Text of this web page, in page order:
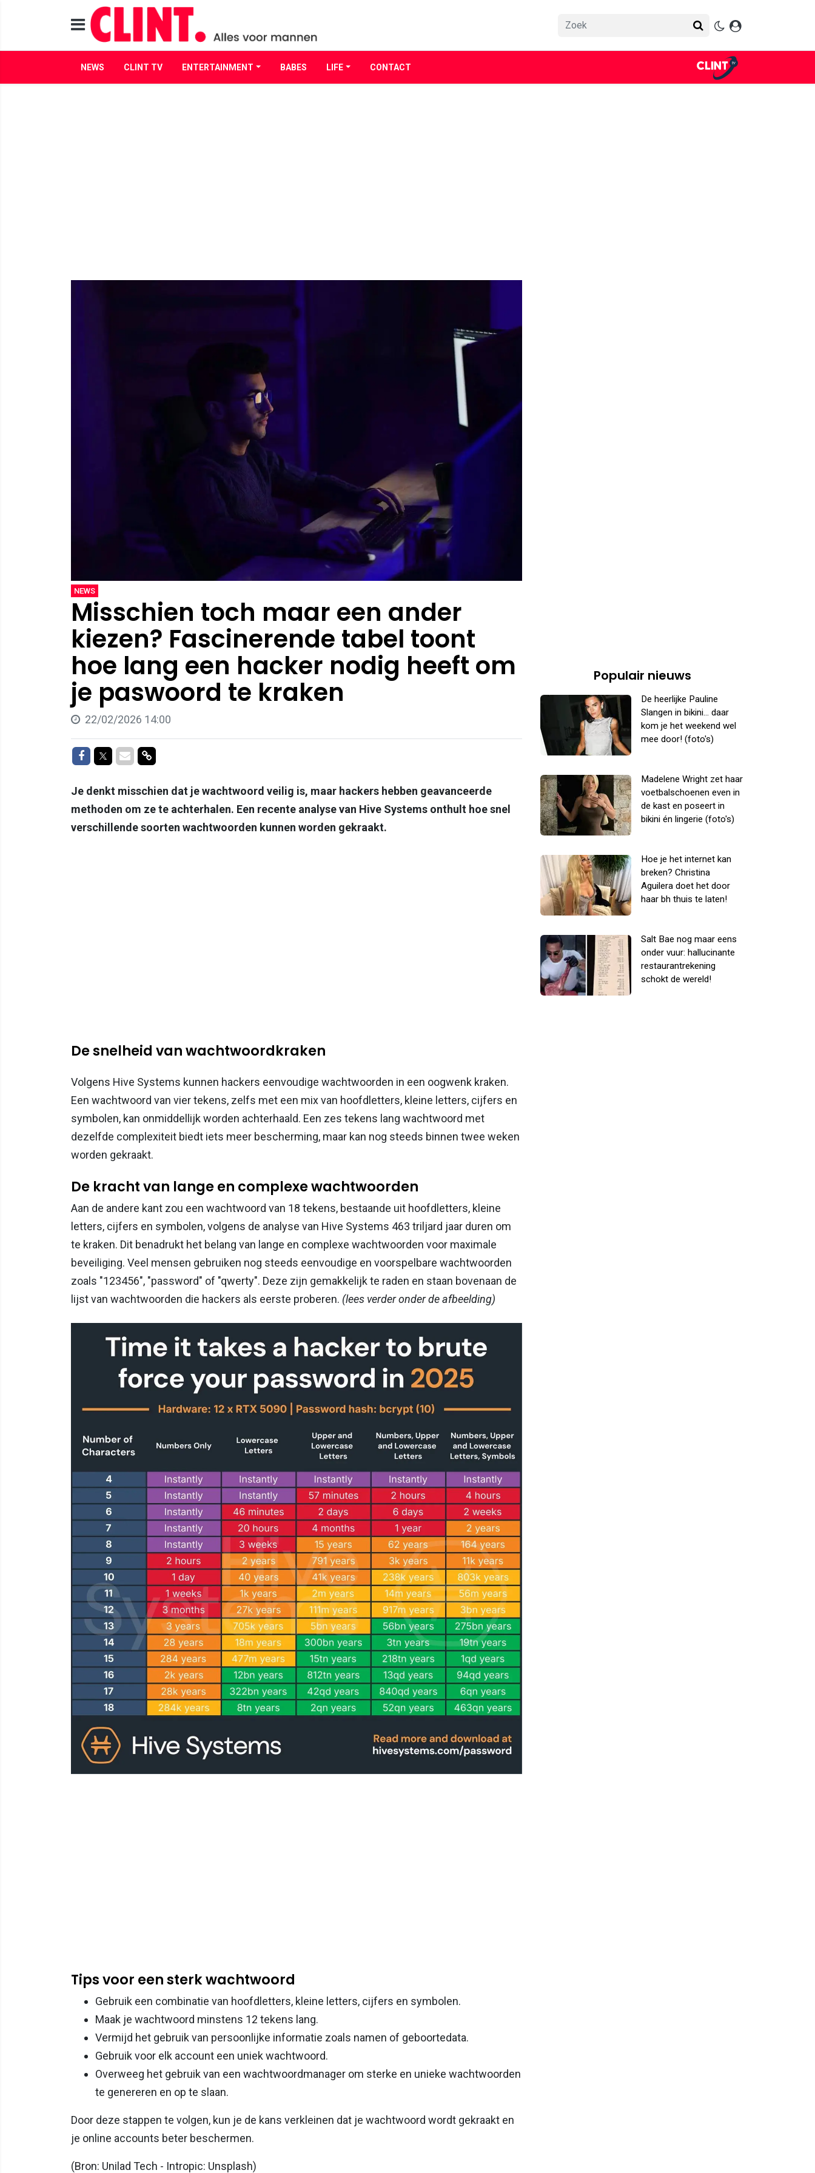
NEWS CLINT TV ENTERTAINMENT BABES LIFE CONTACT
NEWS
Misschien toch maar een ander
kiezen? Fascinerende tabel toont
hoe lang een hacker nodig heeft om
je paswoord te kraken
22/02/2026 14:00
Delen op Facebook
Delen op Twitter
Delen via Mail
Delen via link
Je denkt misschien dat je wachtwoord veilig is, maar hackers hebben geavanceerde
methoden om ze te achterhalen. Een recente analyse van Hive Systems onthult hoe snel
verschillende soorten wachtwoorden kunnen worden gekraakt.
De snelheid van wachtwoordkraken
Volgens Hive Systems kunnen hackers eenvoudige wachtwoorden in een oogwenk kraken.
Een wachtwoord van vier tekens, zelfs met een mix van hoofdletters, kleine letters, cijfers en
symbolen, kan onmiddellijk worden achterhaald. Een zes tekens lang wachtwoord met
dezelfde complexiteit biedt iets meer bescherming, maar kan nog steeds binnen twee weken
worden gekraakt.
De kracht van lange en complexe wachtwoorden
Aan de andere kant zou een wachtwoord van 18 tekens, bestaande uit hoofdletters, kleine
letters, cijfers en symbolen, volgens de analyse van Hive Systems 463 triljard jaar duren om
te kraken. Dit benadrukt het belang van lange en complexe wachtwoorden voor maximale
beveiliging. Veel mensen gebruiken nog steeds eenvoudige en voorspelbare wachtwoorden
zoals "123456", "password" of "qwerty". Deze zijn gemakkelijk te raden en staan bovenaan de
lijst van wachtwoorden die hackers als eerste proberen. (lees verder onder de afbeelding)
Tips voor een sterk wachtwoord
Gebruik een combinatie van hoofdletters, kleine letters, cijfers en symbolen.
Maak je wachtwoord minstens 12 tekens lang.
Vermijd het gebruik van persoonlijke informatie zoals namen of geboortedata.
Gebruik voor elk account een uniek wachtwoord.
Overweeg het gebruik van een wachtwoordmanager om sterke en unieke wachtwoorden
te genereren en op te slaan.
Door deze stappen te volgen, kun je de kans verkleinen dat je wachtwoord wordt gekraakt en
je online accounts beter beschermen.
(Bron: Unilad Tech - Intropic: Unsplash)
Populair nieuws
De heerlijke Pauline
Slangen in bikini... daar
kom je het weekend wel
mee door! (foto's)
Madelene Wright zet haar
voetbalschoenen even in
de kast en poseert in
bikini én lingerie (foto's)
Hoe je het internet kan
breken? Christina
Aguilera doet het door
haar bh thuis te laten!
Salt Bae nog maar eens
onder vuur: hallucinante
restaurantrekening
schokt de wereld!